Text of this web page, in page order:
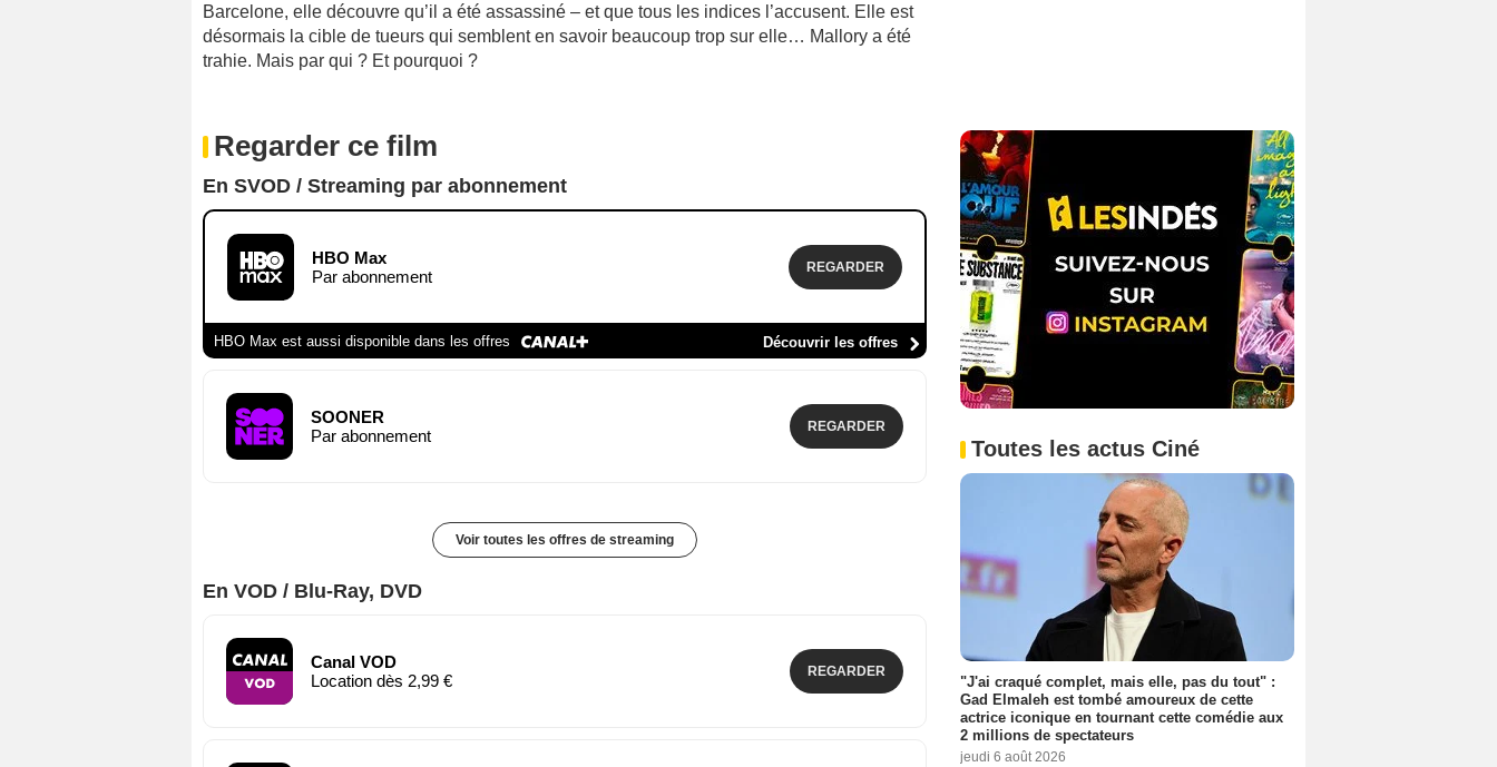
Barcelone, elle découvre qu’il a été assassiné – et que tous les indices l’accusent. Elle est
désormais la cible de tueurs qui semblent en savoir beaucoup trop sur elle… Mallory a été
trahie. Mais par qui ? Et pourquoi ?
Regarder ce film
En SVOD / Streaming par abonnement
HBO Max
Par abonnement
REGARDER
HBO Max est aussi disponible dans les offres Découvrir les offres
SOONER
Par abonnement
REGARDER
Voir toutes les offres de streaming
En VOD / Blu-Ray, DVD
Canal VOD
Location dès 2,99 €
REGARDER
Toutes les actus Ciné
"J'ai craqué complet, mais elle, pas du tout" :
Gad Elmaleh est tombé amoureux de cette
actrice iconique en tournant cette comédie aux
2 millions de spectateurs
jeudi 6 août 2026